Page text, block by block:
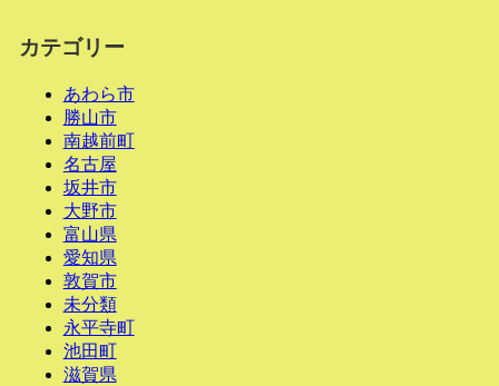
カテゴリー
あわら市
勝山市
南越前町
名古屋
坂井市
大野市
富山県
愛知県
敦賀市
未分類
永平寺町
池田町
滋賀県